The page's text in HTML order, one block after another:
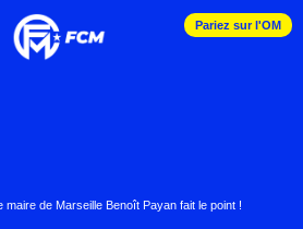
Pariez sur l'OM
maire de Marseille Benoît Payan fait le point !